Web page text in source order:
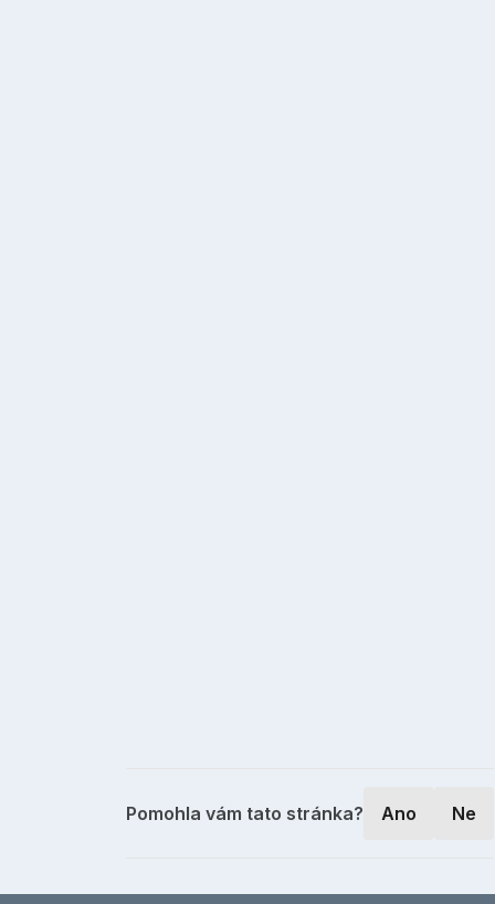
Pomohla vám tato stránka? Ano Ne